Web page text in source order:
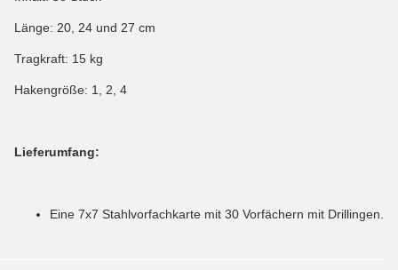
Länge: 20, 24 und 27 cm
Tragkraft: 15 kg
Hakengröße: 1, 2, 4
Lieferumfang:
Eine 7x7 Stahlvorfachkarte mit 30 Vorfächern mit Drillingen.